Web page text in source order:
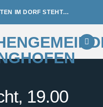
IM DORF STEHT…
19.00